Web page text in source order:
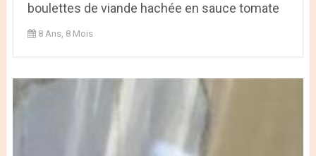
boulettes de viande hachée en sauce tomate
8 Ans, 8 Mois